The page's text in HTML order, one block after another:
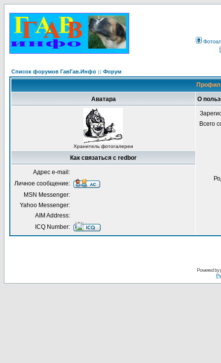
Список форумов ГавГав.Инфо :: Форум
Аватара О
Хранитель фотогалереи
Всего
Как связаться с redbor
Адрес e-mail:
Личное сообщение:
MSN Messenger:
Yahoo Messenger:
AIM Address:
ICQ Number:
Powered by